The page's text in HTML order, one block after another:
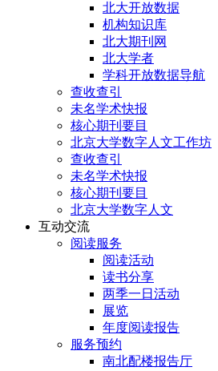
北大开放数据
机构知识库
北大期刊网
北大学者
学科开放数据导航
查收查引
未名学术快报
核心期刊要目
北京大学数字人文工作坊
查收查引
未名学术快报
核心期刊要目
北京大学数字人文
互动交流
阅读服务
阅读活动
读书分享
两季一日活动
展览
年度阅读报告
服务预约
南北配楼报告厅